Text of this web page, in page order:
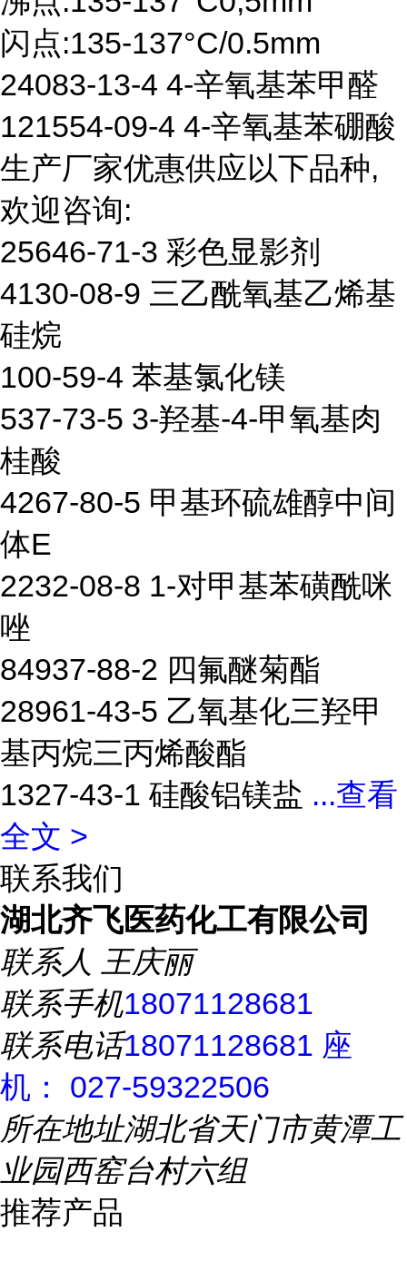
闪点:135-137°C/0.5mm
24083-13-4 4-辛氧基苯甲醛
121554-09-4 4-辛氧基苯硼酸
生产厂家优惠供应以下品种,
欢迎咨询:
25646-71-3 彩色显影剂
4130-08-9 三乙酰氧基乙烯基
硅烷
100-59-4 苯基氯化镁
537-73-5 3-羟基-4-甲氧基肉
桂酸
4267-80-5 甲基环硫雄醇中间
体E
2232-08-8 1-对甲基苯磺酰咪
唑
84937-88-2 四氟醚菊酯
28961-43-5 乙氧基化三羟甲
基丙烷三丙烯酸酯
1327-43-1 硅酸铝镁盐 ...查看
全文 >
联系我们
湖北齐飞医药化工有限公司
联系人 王庆丽
联系手机18071128681
联系电话18071128681 座
机： 027-59322506
所在地址湖北省天门市黄潭工
业园西窑台村六组
推荐产品